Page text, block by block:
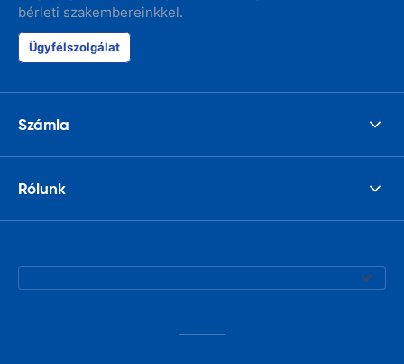
bérleti szakembereinkkel.
Ügyfélszolgálat
Számla
Rólunk